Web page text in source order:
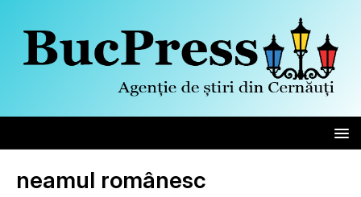
neamul românesc